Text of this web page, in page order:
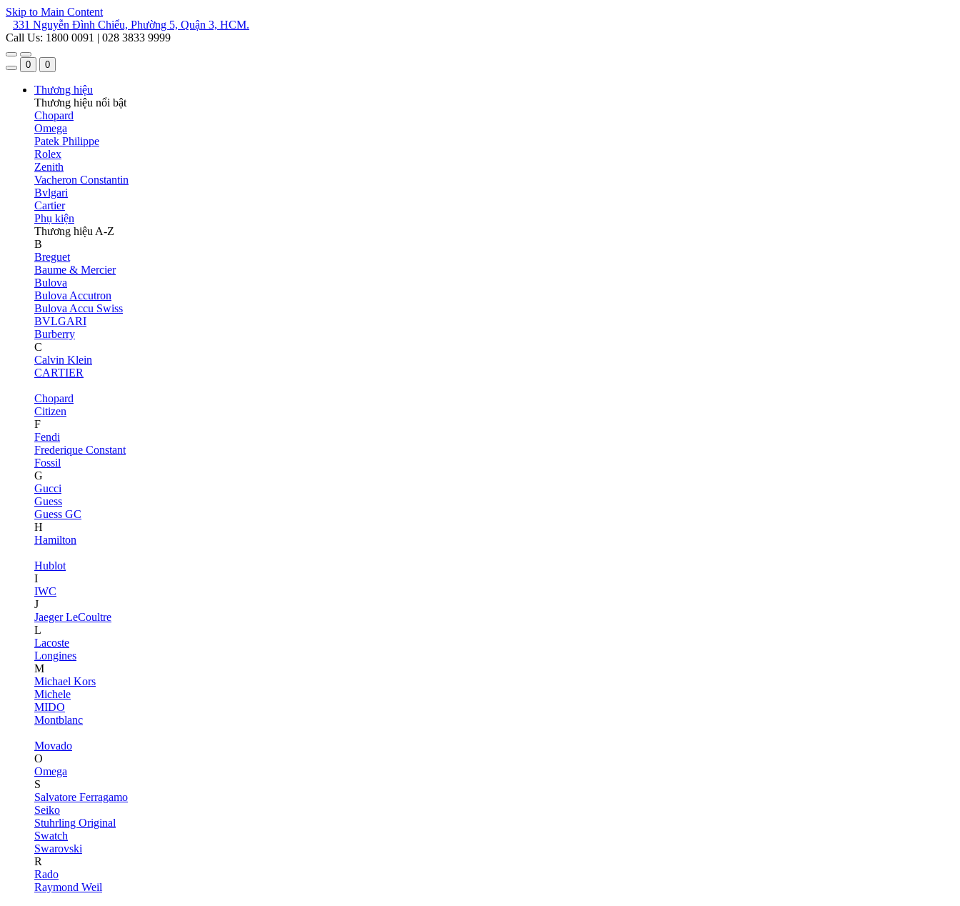
Skip to Main Content
331 Nguyễn Đình Chiểu, Phường 5, Quận 3, HCM.
Call Us: 1800 0091 | 028 3833 9999
0 0
Thương hiệu
Thương hiệu nổi bật
Chopard
Omega
Patek Philippe
Rolex
Zenith
Vacheron Constantin
Bvlgari
Cartier
Phụ kiện
Thương hiệu A-Z
B
Breguet
Baume & Mercier
Bulova
Bulova Accutron
Bulova Accu Swiss
BVLGARI
Burberry
C
Calvin Klein
CARTIER
Chopard
Citizen
F
Fendi
Frederique Constant
Fossil
G
Gucci
Guess
Guess GC
H
Hamilton
Hublot
I
IWC
J
Jaeger LeCoultre
L
Lacoste
Longines
M
Michael Kors
Michele
MIDO
Montblanc
Movado
O
Omega
S
Salvatore Ferragamo
Seiko
Stuhrling Original
Swatch
Swarovski
R
Rado
Raymond Weil